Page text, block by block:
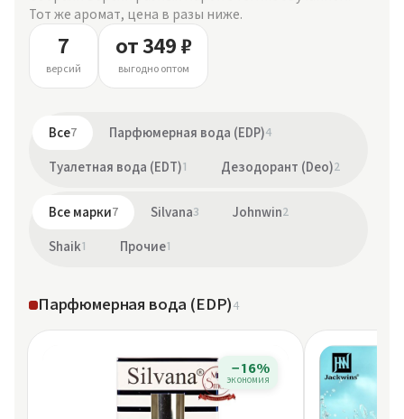
Тот же аромат, цена в разы ниже.
7
версий
от 349 ₽
выгодно оптом
Все7 Парфюмерная вода (EDP)4
Туалетная вода (EDT)1 Дезодорант (Deo)2
Все марки7 Silvana3 Johnwin2
Shaik1 Прочие1
Парфюмерная вода (EDP)4
−16%
экономия